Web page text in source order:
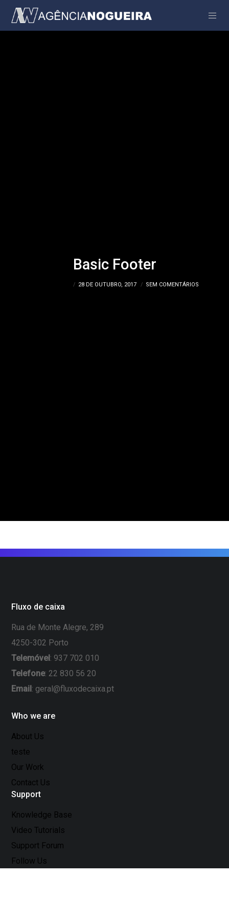
Basic Footer
28 DE OUTUBRO, 2017 SEM COMENTÁRIOS
Fluxo de caixa
Rua de Monte Alegre, 289
4250-302 Porto
Telemóvel: 937 702 010
Telefone: 22 830 56 20
Email: geral@fluxodecaixa.pt
Who we are
About Us
teste
Our Work
Contact Us
Support
Knowledge Base
Video Tutorials
Support Forum
Follow Us